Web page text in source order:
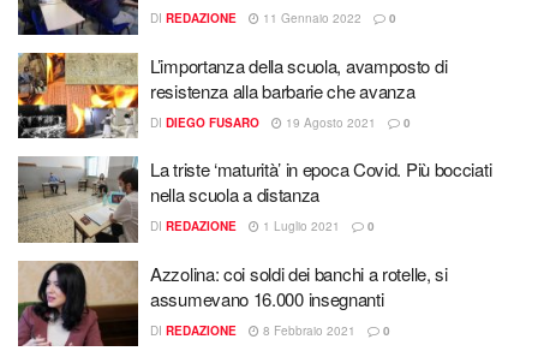
DI REDAZIONE 11 Gennaio 2022 0
L’importanza della scuola, avamposto di
resistenza alla barbarie che avanza
DI DIEGO FUSARO 19 Agosto 2021 0
La triste ‘maturità’ in epoca Covid. Più bocciati
nella scuola a distanza
DI REDAZIONE 1 Luglio 2021 0
Azzolina: coi soldi dei banchi a rotelle, si
assumevano 16.000 insegnanti
DI REDAZIONE 8 Febbraio 2021 0